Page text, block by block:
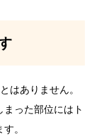
はありません。
った部位にはト
。